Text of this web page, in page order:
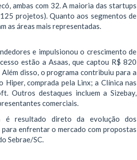
ambas com 32. A maioria das startups
projetos). Quanto aos segmentos de
as áreas mais representadas.
e impulsionou o crescimento de
estão a Asaas, que captou R$ 820
disso, o programa contribuiu para a
comprada pela Linx; a Clínica nas
Outros destaques incluem a Sizebay,
comerciais.
é resultado direto da evolução dos
enfrentar o mercado com propostas
Sebrae/SC.